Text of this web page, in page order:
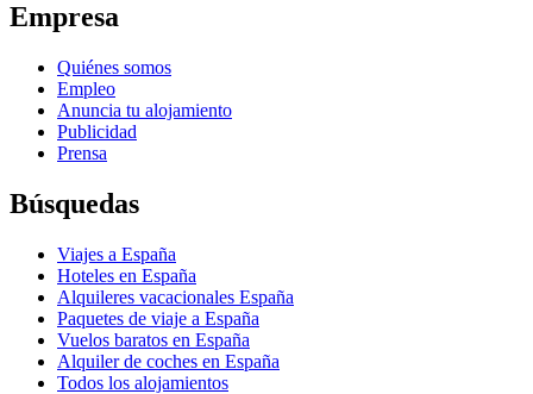
Empresa
Quiénes somos
Empleo
Anuncia tu alojamiento
Publicidad
Prensa
Búsquedas
Viajes a España
Hoteles en España
Alquileres vacacionales España
Paquetes de viaje a España
Vuelos baratos en España
Alquiler de coches en España
Todos los alojamientos